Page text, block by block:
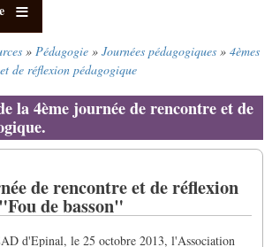
Pédagogie Journées pédagogiques
4èmes
de réflexion pédagogique
la 4ème journée de rencontre et de
de rencontre et de réflexion
de basson"
d'Epinal, le 25 octobre 2013, l'Association